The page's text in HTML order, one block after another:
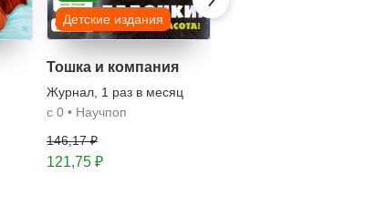
Детские издания
Тошка и компания
Журнал 1 раз в месяц
с 0 • Научпоп
146,17 ₽
121,75 ₽